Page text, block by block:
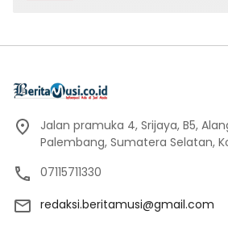
Jalan pramuka 4, Srijaya, B5,
Palembang, Sumatera Selatan,
07115711330
redaksi.beritamusi@gmail.com